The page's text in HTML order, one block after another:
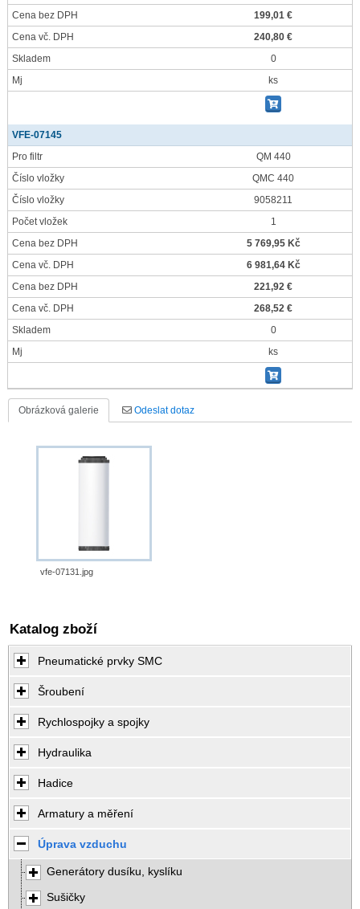
Cena bez DPH
199,01 €
Cena vč. DPH
240,80 €
Skladem
0
Mj
ks
VFE-07145
Pro filtr
QM 440
Číslo vložky
QMC 440
Číslo vložky
9058211
Počet vložek
1
Cena bez DPH
5 769,95 Kč
Cena vč. DPH
6 981,64 Kč
Cena bez DPH
221,92 €
Cena vč. DPH
268,52 €
Skladem
0
Mj
ks
Obrázková galerie Odeslat dotaz
vfe-07131.jpg
Katalog zboží
Pneumatické prvky SMC
Šroubení
Rychlospojky a spojky
Hydraulika
Hadice
Armatury a měření
Úprava vzduchu
Generátory dusíku, kyslíku
Sušičky